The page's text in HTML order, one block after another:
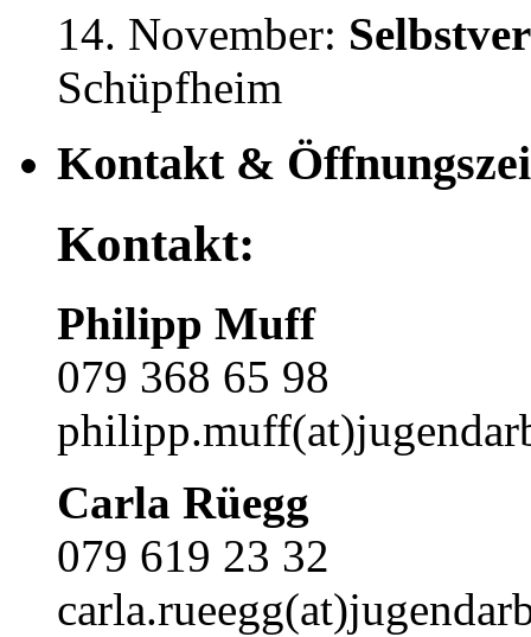
14. November:
Schüpfheim
Kontakt &
Kontakt:
Philipp Muff
079 368 65 98
Carla Rüegg
079 619 23 32